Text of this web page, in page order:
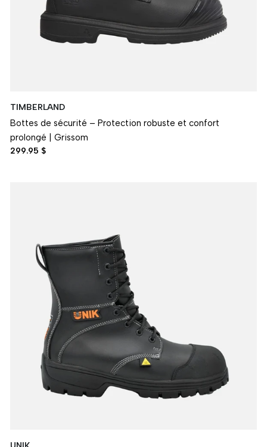
TIMBERLAND
Bottes de sécurité – Protection robuste et confort
prolongé | Grissom
299.95 $